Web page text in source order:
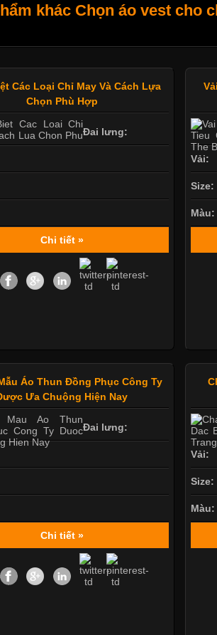
khác Chọn áo vest cho
Các Loại Chỉ May Và Cách Lựa
Chọn Phù Hợp
Đai lưng:
Chi tiết »
Vải:
Size:
Màu:
Áo Thun Đồng Phục Công Ty
Ưa Chuộng Hiện Nay
Đai lưng:
Chi tiết »
Vải:
Size:
Màu: